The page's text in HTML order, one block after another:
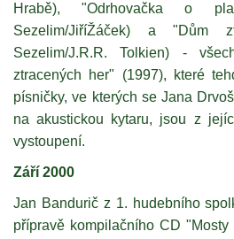
Hrabě), "Odrhovačka o
Sezelim/JiříŽáček) a "Dům
Sezelim/J.R.R. Tolkien) -
ztracených her" (1997), které
písničky, ve kterých se Jana
na akustickou kytaru, jsou z
vystoupení.
Září 2000
Jan Bandurič z 1. hudebního
přípravě kompilačního CD